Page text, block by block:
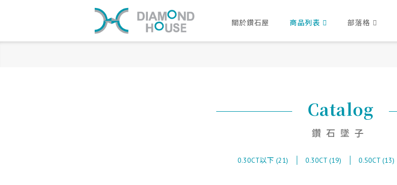
關於鑽石屋 商品列表 部落格
Catalog
鑽石墜子
0.30CT以下 (21) 0.30CT (19) 0.50CT (13)